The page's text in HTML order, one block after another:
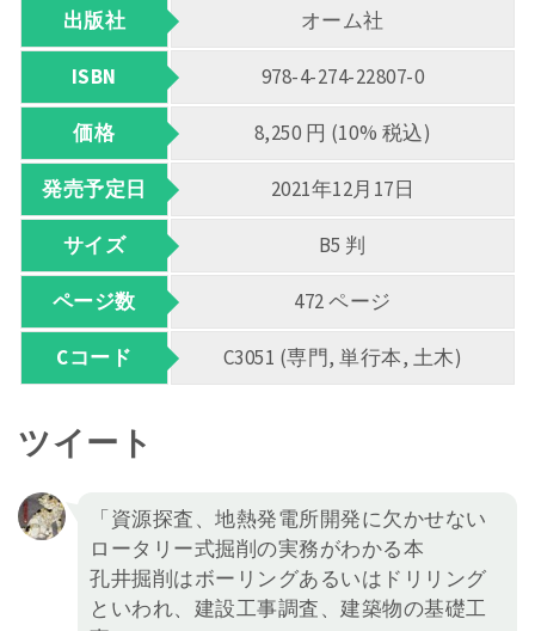
出版社 オーム社
ISBN 978-4-274-22807-0
価格 8,250 円 (10% 税込)
発売予定日 2021年12月17日
サイズ B5 判
ページ数 472 ページ
Cコード C3051 (専門, 単行本, 土木)
ツイート
「資源探査、地熱発電所開発に欠かせない
ロータリー式掘削の実務がわかる本
孔井掘削はボーリングあるいはドリリング
といわれ、建設工事調査、建築物の基礎工